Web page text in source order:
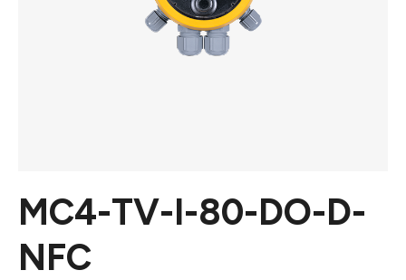
MC4-TV-I-80-DO-D-
NFC